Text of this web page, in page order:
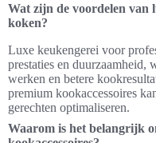
Wat zijn de voordelen van
koken?
Luxe keukengerei voor
prestaties en duurzaamheid,
werken en betere
premium kookaccessoires
gerechten optimaliseren.
Waarom is het belangrijk